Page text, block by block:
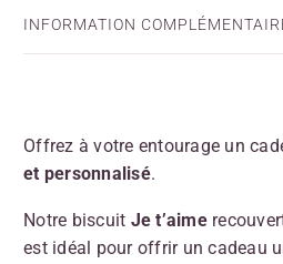
INFORMATION
Offrez à votre entourage un
et personnalisé.
Notre biscuit Je t’aime
est idéal pour offrir un cadeau